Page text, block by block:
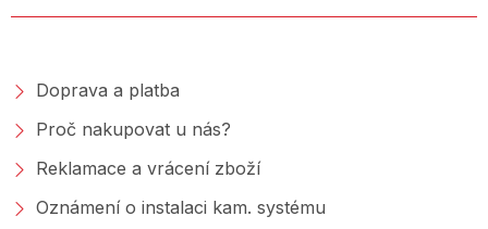
Doprava a platba
Proč nakupovat u nás?
Reklamace a vrácení zboží
Oznámení o instalaci kam. systému